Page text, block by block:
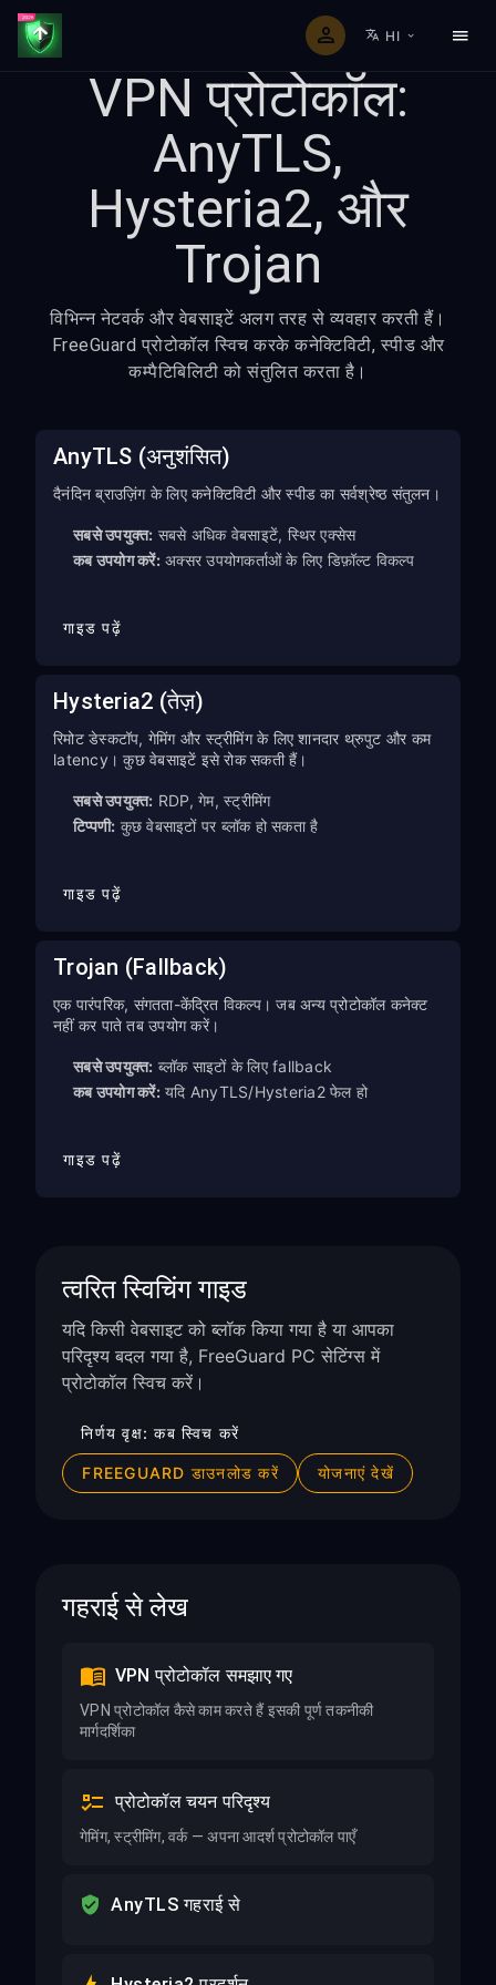
HI
VPN प्रोटोकॉल:
AnyTLS,
Hysteria2, और
Trojan
विभिन्न नेटवर्क और वेबसाइटें अलग तरह से व्यवहार करती हैं।
FreeGuard प्रोटोकॉल स्विच करके कनेक्टिविटी, स्पीड और
कम्पैटिबिलिटी को संतुलित करता है।
AnyTLS (अनुशंसित)
दैनंदिन ब्राउज़िंग के लिए कनेक्टिविटी और स्पीड का सर्वश्रेष्ठ संतुलन।
सबसे उपयुक्त: सबसे अधिक वेबसाइटें, स्थिर एक्सेस
कब उपयोग करें:अक्सर उपयोगकर्ताओं के लिए डिफ़ॉल्ट विकल्प
गाइड पढ़ें
Hysteria2 (तेज़)
रिमोट डेस्कटॉप, गेमिंग और स्ट्रीमिंग के लिए शानदार थ्रुपुट और कम
latency। कुछ वेबसाइटें इसे रोक सकती हैं।
सबसे उपयुक्त: RDP, गेम, स्ट्रीमिंग
टिप्पणी: कुछ वेबसाइटों पर ब्लॉक हो सकता है
गाइड पढ़ें
Trojan (Fallback)
एक पारंपरिक, संगतता-केंद्रित विकल्प। जब अन्य प्रोटोकॉल कनेक्ट
नहीं कर पाते तब उपयोग करें।
सबसे उपयुक्त: ब्लॉक साइटों के लिए fallback
कब उपयोग करें:यदि AnyTLS/Hysteria2 फेल हो
गाइड पढ़ें
त्वरित स्विचिंग गाइड
यदि किसी वेबसाइट को ब्लॉक किया गया है या आपका
परिदृश्य बदल गया है, FreeGuard PC सेटिंग्स में
प्रोटोकॉल स्विच करें।
निर्णय वृक्ष: कब स्विच करें
FREEGUARD डाउनलोड करें योजनाएं देखें
गहराई से लेख
VPN प्रोटोकॉल समझाए गए
VPN प्रोटोकॉल कैसे काम करते हैं इसकी पूर्ण तकनीकी
मार्गदर्शिका
प्रोटोकॉल चयन परिदृश्य
गेमिंग, स्ट्रीमिंग, वर्क — अपना आदर्श प्रोटोकॉल पाएँ
AnyTLS गहराई से